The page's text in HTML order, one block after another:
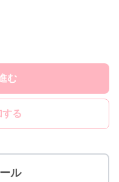
む
する
ル